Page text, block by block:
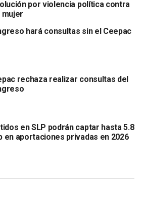
7.91
, con7.58
confirmadas por el secretario
de Derecho, Daniel Medina
emitidos el
Electoral localanaliza los
interpuestos por otros aspirantes
impugnaron las
Paulo Almazán Cue, Yaneth
por violencia política contra
mujer
hará consultas sin el Ceepac
rechaza realizar consultas del
en SLP podrán captar hasta 5.8
en aportaciones privadas en 2026